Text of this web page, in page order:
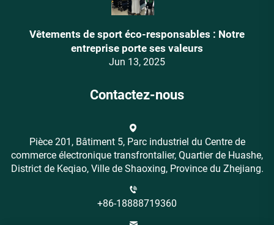
Vêtements de sport éco-responsables : Notre
entreprise porte ses valeurs
Jun 13, 2025
Contactez-nous
Pièce 201, Bâtiment 5, Parc industriel du Centre de
commerce électronique transfrontalier, Quartier de Huashe,
District de Keqiao, Ville de Shaoxing, Province du Zhejiang.
+86-18888719360